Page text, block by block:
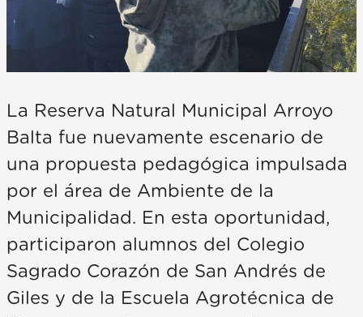
La Reserva Natural Municipal Arroyo
Balta fue nuevamente escenario de
una propuesta pedagógica impulsada
por el área de Ambiente de la
Municipalidad. En esta oportunidad,
participaron alumnos del Colegio
Sagrado Corazón de San Andrés de
Giles y de la Escuela Agrotécnica de